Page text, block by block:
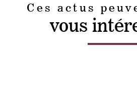
Ces actus
vous